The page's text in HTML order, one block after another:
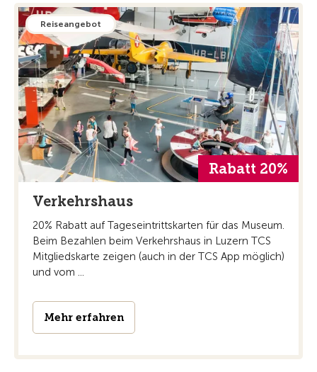
Reiseangebot
Rabatt 20%
Verkehrshaus
20% Rabatt auf Tageseintrittskarten für das Museum.
Beim Bezahlen beim Verkehrshaus in Luzern TCS
Mitgliedskarte zeigen (auch in der TCS App möglich)
und vom ...
Mehr erfahren